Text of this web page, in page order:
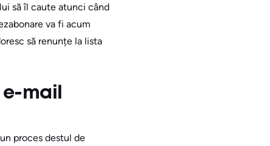
să îl caute atunci când
va fi acum
să renunțe la lista
mail
proces destul de